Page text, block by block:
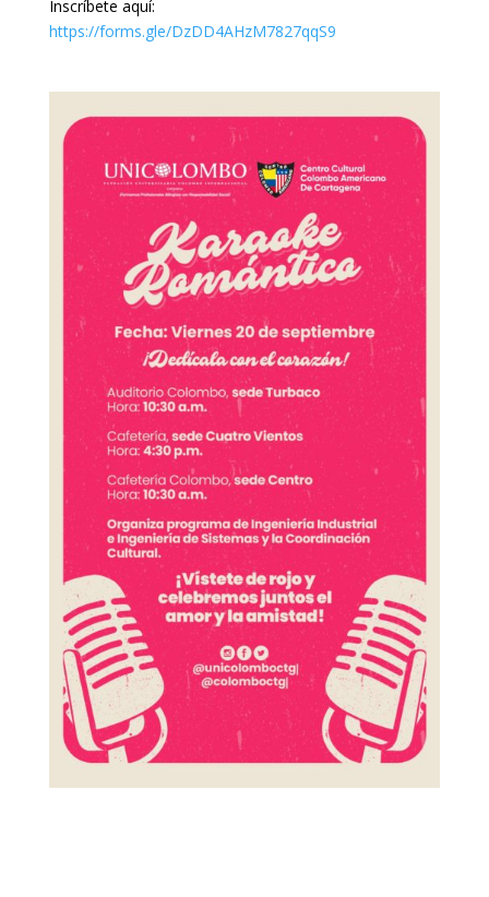
Inscríbete aquí:
https://forms.gle/DzDD4AHzM7827qqS9